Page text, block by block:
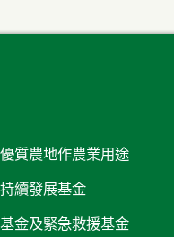
質農地作農業用途
續發展基金
金及緊急救援基金